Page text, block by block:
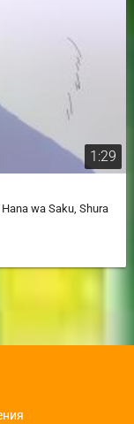
1:29
wa Saku, Shura